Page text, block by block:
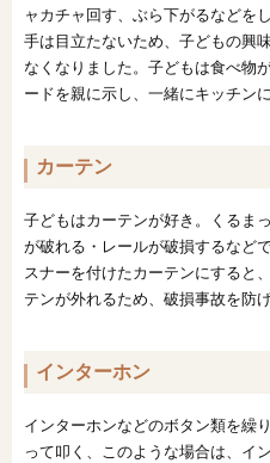
ャカチャ回す、ぶら下がるなどを
手は目立たないため、子どもの興
なくなりました。子どもは食べ物
ードを親に示し、一緒にキッチン
カーテン
子どもはカーテンが好き。くるま
が破れる・レールが破損するなど
スナーを付けたカーテンにすると
テンが外れるため、破損事故を防げ
インターホン
インターホンなどのボタン類を繰
って叩く、このような場合は、イ